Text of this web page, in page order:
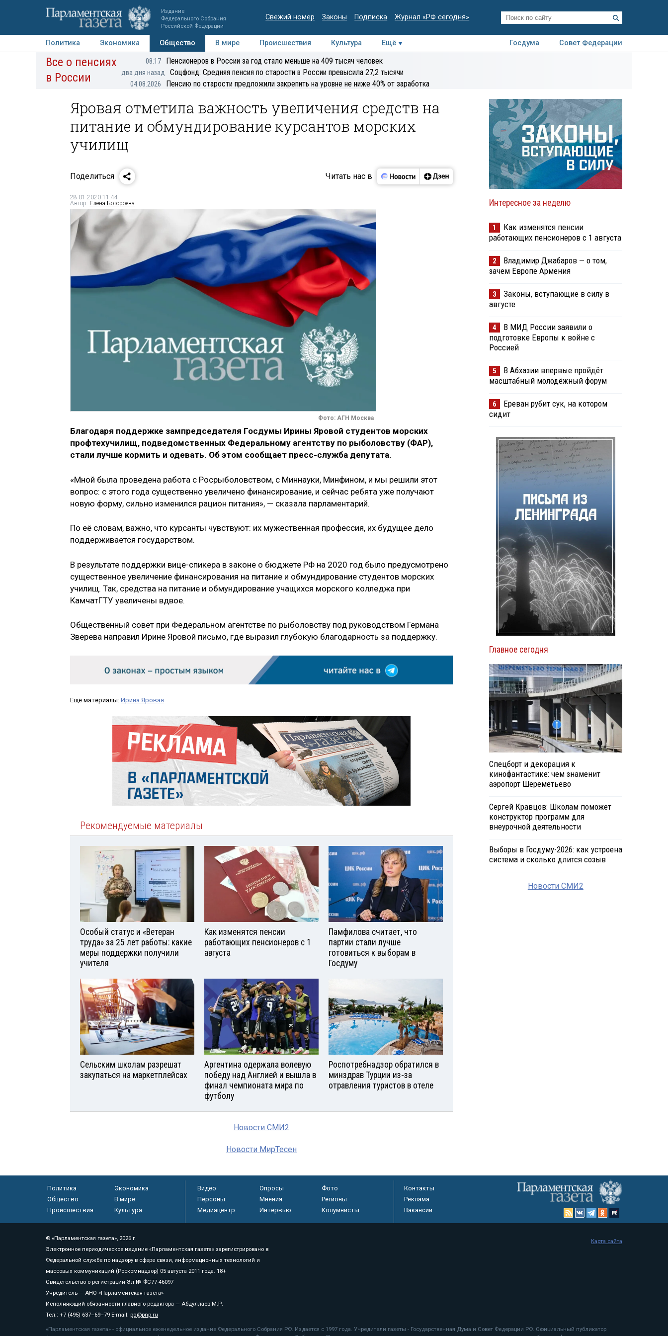
Издание
Федерального Собрания
Российской Федерации
Свежий номер Законы Подписка Журнал «РФ сегодня»
Политика Экономика Общество В мире Происшествия Культура Ещё Госдума
Совет Федерации
Авторы Персоны Мнения Регионы Медиацентр Интервью Колумнисты
Все о пенсиях
в России
08:17 Пенсионеров в России за год стало меньше на 409 тысяч человек
два дня назад Соцфонд: Средняя пенсия по старости в России превысила 27,2 тысячи
04.08.2026 Пенсию по старости предложили закрепить на уровне не ниже 40% от заработка
Яровая отметила важность увеличения средств на
питание и обмундирование курсантов морских
училищ
Поделиться Читать нас в
28.01.2020 11:44
Автор: Елена Ботороева
Фото: АГН Москва
Благодаря поддержке зампредседателя Госдумы Ирины Яровой студентов морских
профтехучилищ, подведомственных Федеральному агентству по рыболовству (ФАР),
стали лучше кормить и одевать. Об этом сообщает пресс-служба депутата.
«Мной была проведена работа с Росрыболовством, с Миннауки, Минфином, и мы решили этот
вопрос: с этого года существенно увеличено финансирование, и сейчас ребята уже получают
новую форму, сильно изменился рацион питания», — сказала парламентарий.
По её словам, важно, что курсанты чувствуют: их мужественная профессия, их будущее дело
поддерживается государством.
В результате поддержки вице-спикера в законе о бюджете РФ на 2020 год было предусмотрено
существенное увеличение финансирования на питание и обмундирование студентов морских
училищ. Так, средства на питание и обмундирование учащихся морского колледжа при
КамчатГТУ увеличены вдвое.
Общественный совет при Федеральном агентстве по рыболовству под руководством Германа
Зверева направил Ирине Яровой письмо, где выразил глубокую благодарность за поддержку.
Ещё материалы: Ирина Яровая
Рекомендуемые материалы
Особый статус и «Ветеран
труда» за 25 лет работы: какие
меры поддержки получили
учителя
Как изменятся пенсии
работающих пенсионеров с 1
августа
Памфилова считает, что
партии стали лучше
готовиться к выборам в
Госдуму
Сельским школам разрешат
закупаться на маркетплейсах
Аргентина одержала волевую
победу над Англией и вышла в
финал чемпионата мира по
футболу
Роспотребнадзор обратился в
минздрав Турции из-за
отравления туристов в отеле
Новости СМИ2
Новости МирТесен
Интересное за неделю
1
Как изменятся пенсии
работающих пенсионеров с 1 августа
2
Владимир Джабаров — о том,
зачем Европе Армения
3
Законы, вступающие в силу в
августе
4
В МИД России заявили о
подготовке Европы к войне с
Россией
5
В Абхазии впервые пройдёт
масштабный молодёжный форум
6
Ереван рубит сук, на котором
сидит
Главное сегодня
Спецборт и декорация к
кинофантастике: чем знаменит
аэропорт Шереметьево
Сергей Кравцов: Школам поможет
конструктор программ для
внеурочной деятельности
Выборы в Госдуму-2026: как устроена
система и сколько длится созыв
Новости СМИ2
Политика
Экономика
Общество
В мире
Происшествия
Культура
Видео Опросы
Фото
Персоны
Мнения
Регионы
Медиацентр
Интервью Колумнисты
Контакты
Реклама
Вакансии
© «Парламентская газета», 2026 г.
Электронное периодическое издание «Парламентская газета» зарегистрировано в
Федеральной службе по надзору в сфере связи, информационных технологий и
массовых коммуникаций (Роскомнадзор) 05 августа 2011 года. 18+
Свидетельство о регистрации Эл № ФС77-46097
Учредитель — АНО «Парламентская газета»
Исполняющий обязанности главного редактора — Абдуллаев М.Р.
Тел.: +7 (495) 637–69–79 E-mail: pg@pnp.ru
«Парламентская газета» - официальное еженедельное издание Федерального Собрания РФ. Издается с 1997 года. Учредители газеты - Государственная Дума и Совет Федерации РФ. Официальный публикатор
Карта сайта